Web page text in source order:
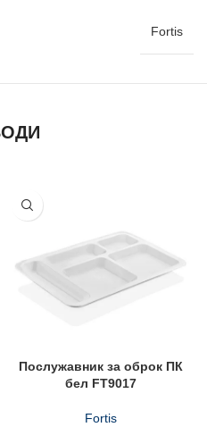
Fortis
Послужавник за оброк ПК
бел FT9017
Fortis